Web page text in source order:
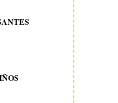
17 julio 2009
EL MARAVILLOSO
DE OCÉCHOU